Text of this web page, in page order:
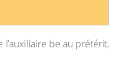
be au prétérit,